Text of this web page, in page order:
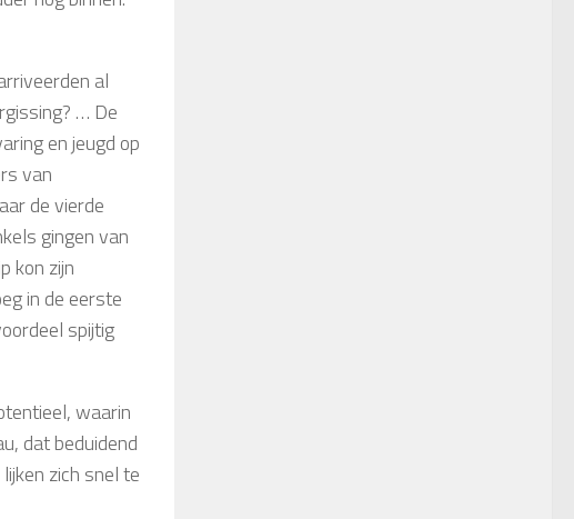
al
… De
en jeugd op
van
de vierde
gingen van
kon zijn
in de eerste
spijtig
waarin
dat beduidend
zich snel te